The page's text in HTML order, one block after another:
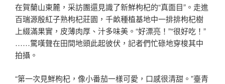
在賀蘭山東麓，采訪團還見識了新鮮枸杞的“真面目”。走進
百瑞源殷紅子熟枸杞莊園，千畝種植基地中一排排枸杞樹
上綴滿果實，皮薄肉厚、汁多味美。“好漂亮！”“很好吃！”
……驚嘆聲在田間地頭此起彼伏，記者們忙碌地穿梭其中
拍攝。
“第一次見鮮枸杞，像小番茄一樣可愛，口感很清甜。”臺青